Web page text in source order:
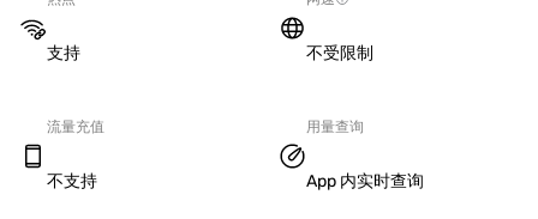
支持 不受限制
流量充值
不支持
用量查询
App 内实时查询